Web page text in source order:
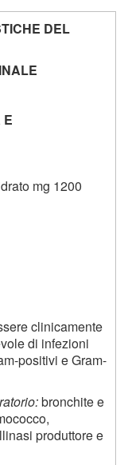
DEL
E
mg 1200
clinicamente
di infezioni
positivi e Gram-
bronchite e
produttore e